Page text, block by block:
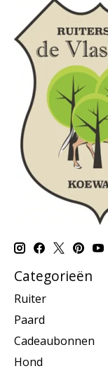
Categorieën
Ruiter
Paard
Cadeaubonnen
Hond